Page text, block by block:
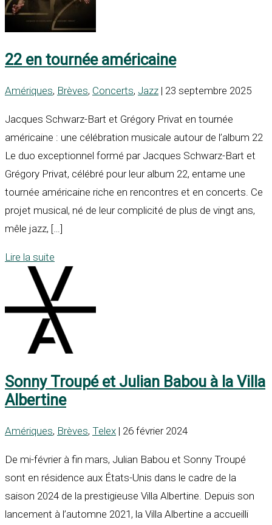
22 en tournée américaine
Amériques, Brèves, Concerts, Jazz | 23 septembre 2025
Jacques Schwarz-Bart et Grégory Privat en tournée
américaine : une célébration musicale autour de l’album 22
Le duo exceptionnel formé par Jacques Schwarz-Bart et
Grégory Privat, célébré pour leur album 22, entame une
tournée américaine riche en rencontres et en concerts. Ce
projet musical, né de leur complicité de plus de vingt ans,
mêle jazz, […]
Lire la suite
Sonny Troupé et Julian Babou à la Villa
Albertine
Amériques, Brèves, Telex | 26 février 2024
De mi-février à fin mars, Julian Babou et Sonny Troupé
sont en résidence aux États-Unis dans le cadre de la
saison 2024 de la prestigieuse Villa Albertine. Depuis son
lancement à l’automne 2021, la Villa Albertine a accueilli